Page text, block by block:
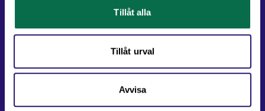
Tillåt alla
Tillåt urval
Avvisa
Pågående nätverk
Utvecklas i din yrkesroll genom
nätverk
Personallån och praktik